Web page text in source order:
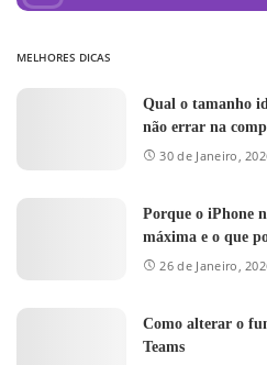
MELHORES DICAS
Qual o tamanho
não errar na
30 de Janeiro,
Porque o iPhone
máxima e o que
26 de Janeiro,
Como alterar o
Teams